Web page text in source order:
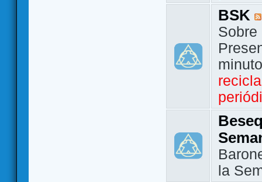
BSK
Sobre
la